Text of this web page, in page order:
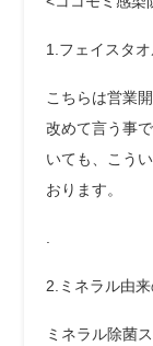
1.フェイスタ
こちらは営業
改めて言う事
いても、こう
おります。
.
2.ミネラル由来
ミネラル除菌